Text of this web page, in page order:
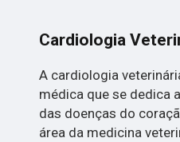
Cardiologia
A cardiologia
médica que se dedica
das doenças do
área da medicina